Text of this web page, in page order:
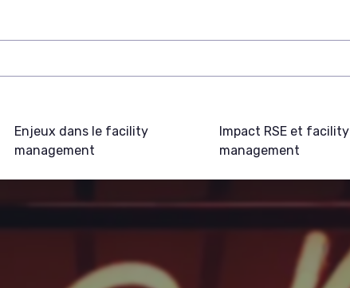
Enjeux dans le facility
management
Impact RSE et facility
management